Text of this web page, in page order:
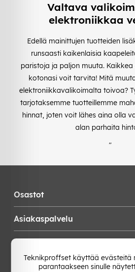
Valtava
elektroniikkaa
Edellä mainittujen tuotteiden
runsaasti kaikenlaisia
paristoja ja paljon muuta.
kotonasi voit tarvita! Mitä
elektroniikkavalikoimalta toivoa?
tarjotaksemme tuotteillemme
hinnat, joten voit lähes aina olla
alan parhaita
"
Osastot
Asiakaspalvelu
Vaihda Maa
Teknikproffset käyttää evästeitä
parantaakseen sinulle